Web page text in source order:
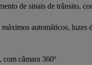
de sinais de trânsito,
automáticos, luzes
câmara 360º